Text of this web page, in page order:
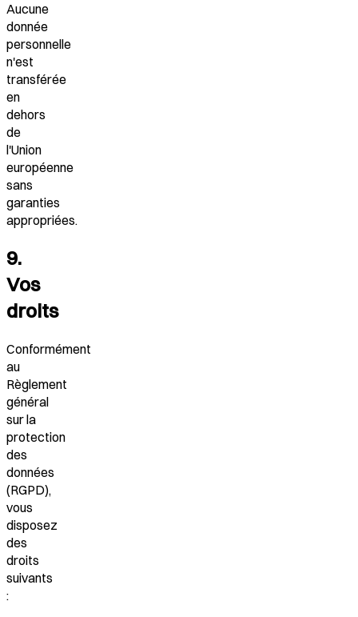
Aucune
donnée
personnelle
n'est
transférée
en
dehors
de
l'Union
européenne
sans
garanties
appropriées.
9.
Vos
droits
Conformément
au
Règlement
général
sur la
protection
des
données
(RGPD),
vous
disposez
des
droits
suivants
: